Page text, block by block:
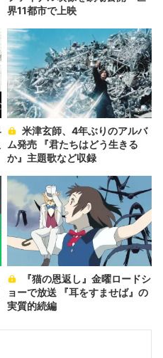
界11都市で上映
ム発売 『君たちはどう生きる
か』主題歌など収録
ョーで放送 『耳をすませば』の
実質的続編